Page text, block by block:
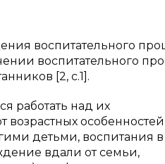
воспитательного
воспитательного
[2, с.1].
работать над их
детьми, воспитания в
вдали от семьи,